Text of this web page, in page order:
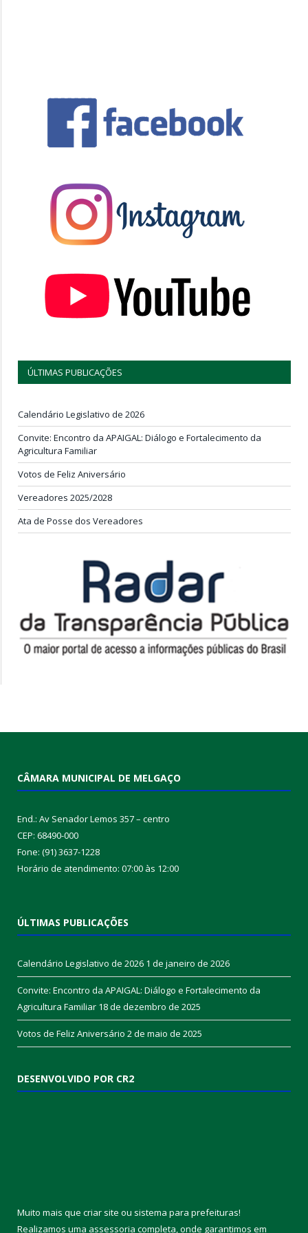
ÚLTIMAS PUBLICAÇÕES
Calendário Legislativo de 2026
Convite: Encontro da APAIGAL: Diálogo e Fortalecimento da
Agricultura Familiar
Votos de Feliz Aniversário
Vereadores 2025/2028
Ata de Posse dos Vereadores
CÂMARA MUNICIPAL DE MELGAÇO
End.: Av Senador Lemos 357 – centro
CEP: 68490-000
Fone: (91) 3637-1228
Horário de atendimento: 07:00 às 12:00
ÚLTIMAS PUBLICAÇÕES
Calendário Legislativo de 2026 1 de janeiro de 2026
Convite: Encontro da APAIGAL: Diálogo e Fortalecimento da
Agricultura Familiar 18 de dezembro de 2025
Votos de Feliz Aniversário 2 de maio de 2025
DESENVOLVIDO POR CR2
Muito mais que criar site ou sistema para prefeituras!
Realizamos uma assessoria completa, onde garantimos em